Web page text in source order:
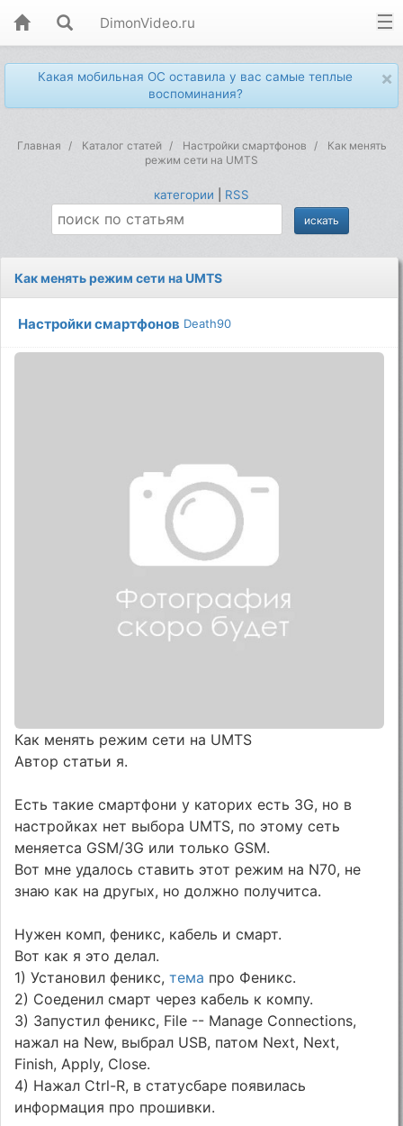
DimonVideo.ru
×
Какая мобильная ОС оставила у вас самые теплые
воспоминания?
Главная Каталог статей Настройки смартфонов
Как менять
режим сети на UMTS
категории RSS
Как менять режим сети на UMTS
Настройки смартфонов Death90
Как менять режим сети на UMTS
Автор статьи я.
Есть такие смартфони у каторих есть 3G, но в
настройках нет выбора UMTS, по этому сеть
меняетса GSM/3G или только GSM.
Вот мне удалось ставить этот режим на N70, не
знаю как на другых, но дoлжно получитса.
Нужен комп, феникс, кабель и смарт.
Вот как я это делал.
1) Установил феникс,тема про Феникс.
2) Соеденил смарт через кабель к компу.
3) Запустил феникс, File -- Manage Connections,
нажал на New, выбрал USB, патом Next, Next,
Finish, Apply, Close.
4) Нажал Ctrl-R, в статусбаре появилась
информация про прошивки.